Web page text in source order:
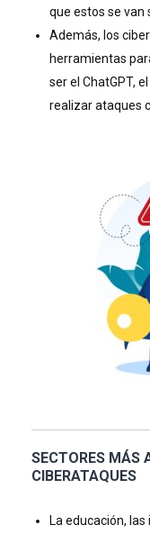
que estos se van
Además, los
herramientas
ser el ChatGPT,
realizar ataques
SECTORES MÁS
CIBERATAQUES
La educación,